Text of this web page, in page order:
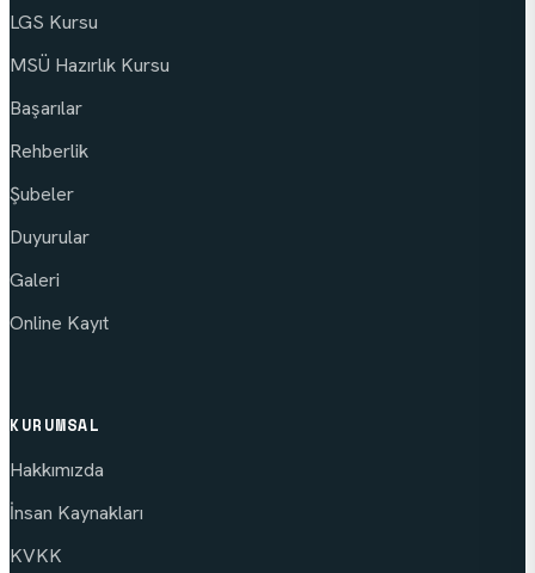
LGS Kursu
MSÜ Hazırlık Kursu
Başarılar
Rehberlik
Şubeler
Duyurular
Galeri
Online Kayıt
KURUMSAL
Hakkımızda
İnsan Kaynakları
KVKK